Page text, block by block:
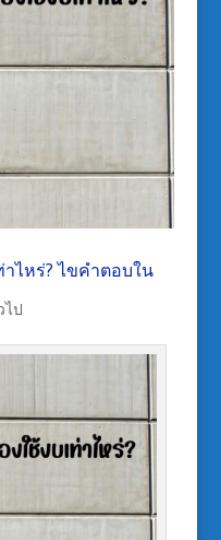
ไหร่? ไขคำตอบใน
ไป